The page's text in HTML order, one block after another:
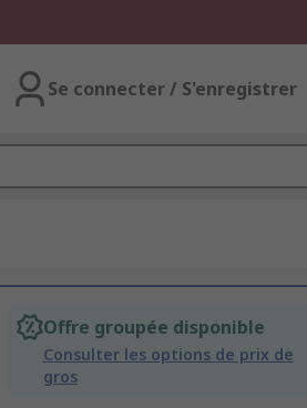
Se connecter / S'enregistrer
Offre groupée disponible
Consulter les options de prix de
gros